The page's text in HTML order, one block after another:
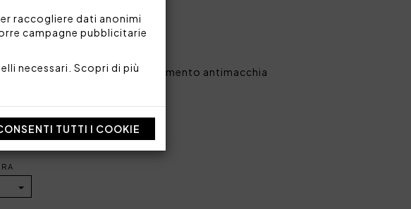
raccogliere dati anonimi
campagne pubblicitarie
necessari. Scopri di più
TUTTI I COOKIE
non sono inclusi
cotone Panama con trattamento antimacchia